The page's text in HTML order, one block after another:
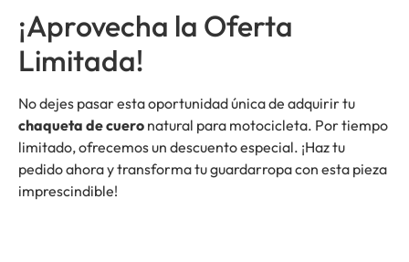
¡Aprovecha la Oferta
Limitada!
No dejes pasar esta oportunidad única de adquirir tu
chaqueta de cuero natural para motocicleta. Por tiempo
limitado, ofrecemos un descuento especial. ¡Haz tu
pedido ahora y transforma tu guardarropa con esta pieza
imprescindible!